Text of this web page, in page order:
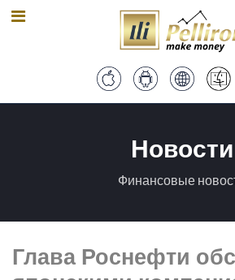
Новости
Финансовые
Глава Роснефти